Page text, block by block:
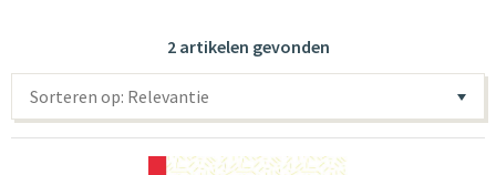
2 artikelen gevonden
Sorteren op: Relevantie